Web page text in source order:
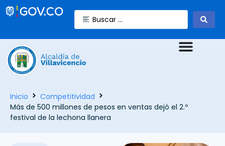
Inicio
Competitividad
Más de 500 millones de pesos en ventas dejó el 2.º
festival de la lechona llanera